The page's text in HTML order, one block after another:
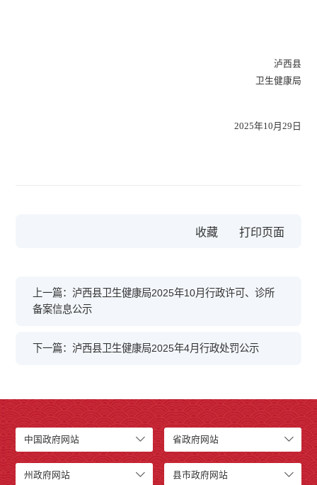
泸西县
卫生健康局
2025年10月 29 日
收藏
上一篇：泸西县卫生健康局2025年10月行政许可、诊所
备案信息公示
下一篇：泸西县卫生健康局2025年4月行政处罚公示
中国政府网站 省政府网站
州政府网站 县市政府网站